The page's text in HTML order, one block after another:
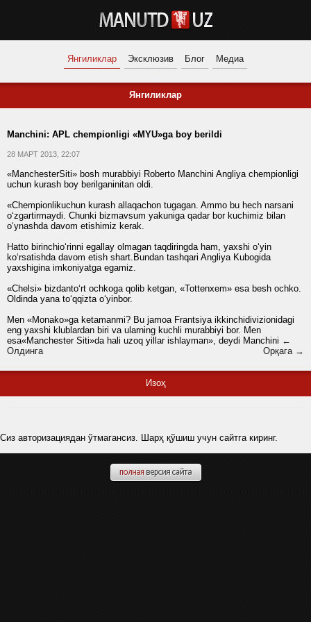
Янгиликлар Эксклюзив Блог Медиа
Янгиликлар
Manchini: APL chempionligi «MYU»ga boy berildi
28 МАРТ 2013, 22:07
«ManchesterSiti» bosh murabbiyi Roberto Manchini Angliya chempionligi
uchun kurash boy berilganinitan oldi.
«Chempionlikuchun kurash allaqachon tugagan. Ammo bu hech narsani
o‘zgartirmaydi. Chunki bizmavsum yakuniga qadar bor kuchimiz bilan
o‘ynashda davom etishimiz kerak.
Hatto birinchio‘rinni egallay olmagan taqdiringda ham, yaxshi o‘yin
ko‘rsatishda davom etish shart.Bundan tashqari Angliya Kubogida
yaxshigina imkoniyatga egamiz.
«Chelsi» bizdanto‘rt ochkoga qolib ketgan, «Tottenxem» esa besh ochko.
Oldinda yana to‘qqizta o‘yinbor.
Men «Monako»ga ketamanmi? Bu jamoa Frantsiya ikkinchidivizionidagi
eng yaxshi klublardan biri va ularning kuchli murabbiyi bor. Men
esa«Manchester Siti»da hali uzoq yillar ishlayman», deydi Manchini ←
Олдинга
Орқага →
Изоҳ
Сиз авторизациядан ўтмагансиз. Шарҳ қўшиш учун сайтга киринг.